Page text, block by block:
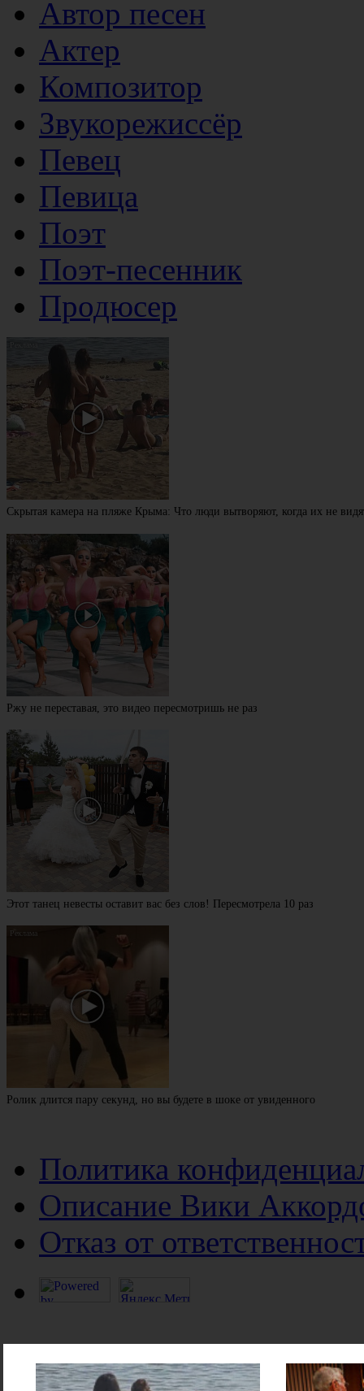
Автор песен
Актер
Композитор
Звукорежиссёр
Певец
Певица
Поэт
Поэт-песенник
Продюсер
Скрытая камера на пляже Крыма: Что люди вытворяют, когда их не
Ржу не переставая, это видео пересмотришь не раз
Этот танец невесты оставит вас без слов! Пересмотрела 10 раз
Ролик длится пару секунд, но вы будете в шоке от увиденного
Политика
Описание Вики
Отказ от